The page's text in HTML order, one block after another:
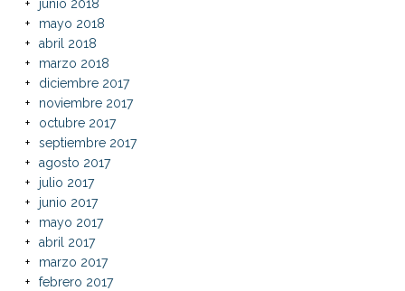
junio 2018
mayo 2018
abril 2018
marzo 2018
diciembre 2017
noviembre 2017
octubre 2017
septiembre 2017
agosto 2017
julio 2017
junio 2017
mayo 2017
abril 2017
marzo 2017
febrero 2017